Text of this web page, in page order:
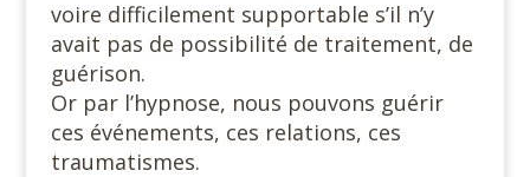
voire difficilement supportable s’il n’y
avait pas de possibilité de traitement, de
guérison.
Or par l’hypnose, nous pouvons guérir
ces événements, ces relations, ces
traumatismes.